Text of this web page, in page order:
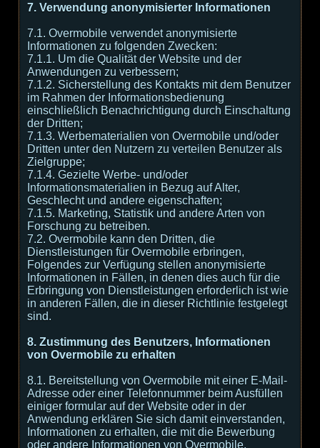
7. Verwendung anonymisierter Informationen
7.1. Overmobile verwendet anonymisierte
Informationen zu folgenden Zwecken:
7.1.1. Um die Qualität der Website und der
Anwendungen zu verbessern;
7.1.2. Sicherstellung des Kontakts mit dem Benutzer
im Rahmen der Informationsbedienung
einschließlich Benachrichtigung durch Einschaltung
der Dritten;
7.1.3. Werbematerialien von Overmobile und/oder
Dritten unter den Nutzern zu verteilen Benutzer als
Zielgruppe;
7.1.4. Gezielte Werbe- und/oder
Informationsmaterialien in Bezug auf Alter,
Geschlecht und andere eigenschaften;
7.1.5. Marketing, Statistik und andere Arten von
Forschung zu betreiben.
7.2. Overmobile kann den Dritten, die
Dienstleistungen für Overmobile erbringen,
Folgendes zur Verfügung stellen anonymisierte
Informationen in Fällen, in denen dies auch für die
Erbringung von Dienstleistungen erforderlich ist wie
in anderen Fällen, die in dieser Richtlinie festgelegt
sind.
8. Zustimmung des Benutzers, Informationen
von Overmobile zu erhalten
8.1. Bereitstellung von Overmobile mit einer E-Mail-
Adresse oder einer Telefonnummer beim Ausfüllen
einiger formular auf der Website oder in der
Anwendung erklären Sie sich damit einverstanden,
Informationen zu erhalten, die mit die Bewerbung
oder andere Informationen von Overmobile,